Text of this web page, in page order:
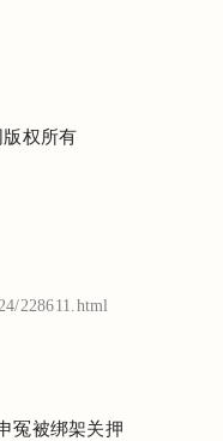
权所有
228611.html
冤被绑架关押